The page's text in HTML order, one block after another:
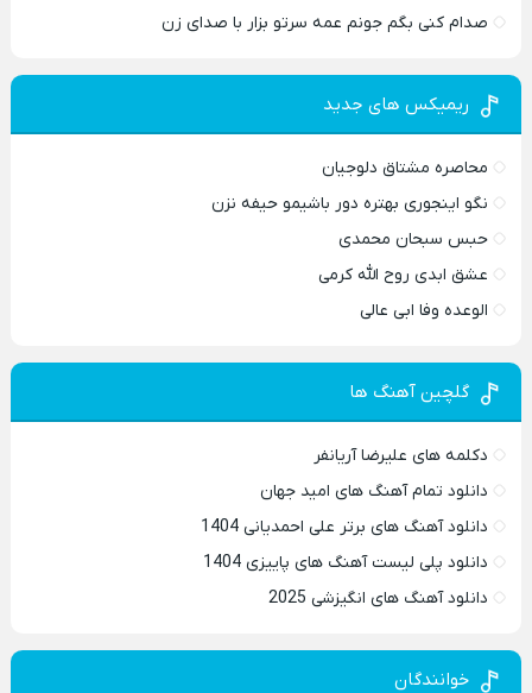
صدام کنی بگم جونم عمه سرتو بزار با صدای زن
ریمیکس های جدید
محاصره مشتاق دلوجیان
نگو اینجوری بهتره دور باشیمو حیفه نزن
حبس سبحان محمدی
عشق ابدی روح الله کرمی
الوعده وفا ابی عالی
گلچین آهنگ ها
دکلمه های علیرضا آریانفر
دانلود تمام آهنگ های امید جهان
دانلود آهنگ های برتر علی احمدیانی 1404
دانلود پلی لیست آهنگ های پاییزی 1404
دانلود آهنگ های انگیزشی 2025
خوانندگان